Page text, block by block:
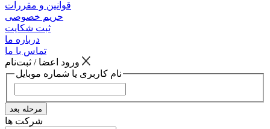
قوانین و مقررات
حریم خصوصی
ثبت شکایت
درباره ما
تماس با ما
نام کاربری یا شماره موبایل
مرحله بعد
شرکت ها